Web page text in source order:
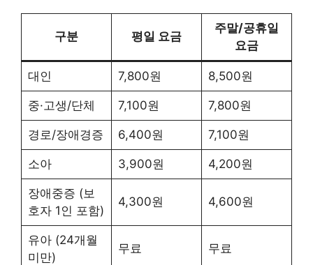
구분 평일 요금
주말/공휴일
요금
대인 7,800원 8,500원
중·고생/단체 7,100원 7,800원
경로/장애경증 6,400원 7,100원
소아 3,900원 4,200원
장애중증 (보
호자 1인 포함)
4,300원 4,600원
유아 (24개월
미만)
무료 무료